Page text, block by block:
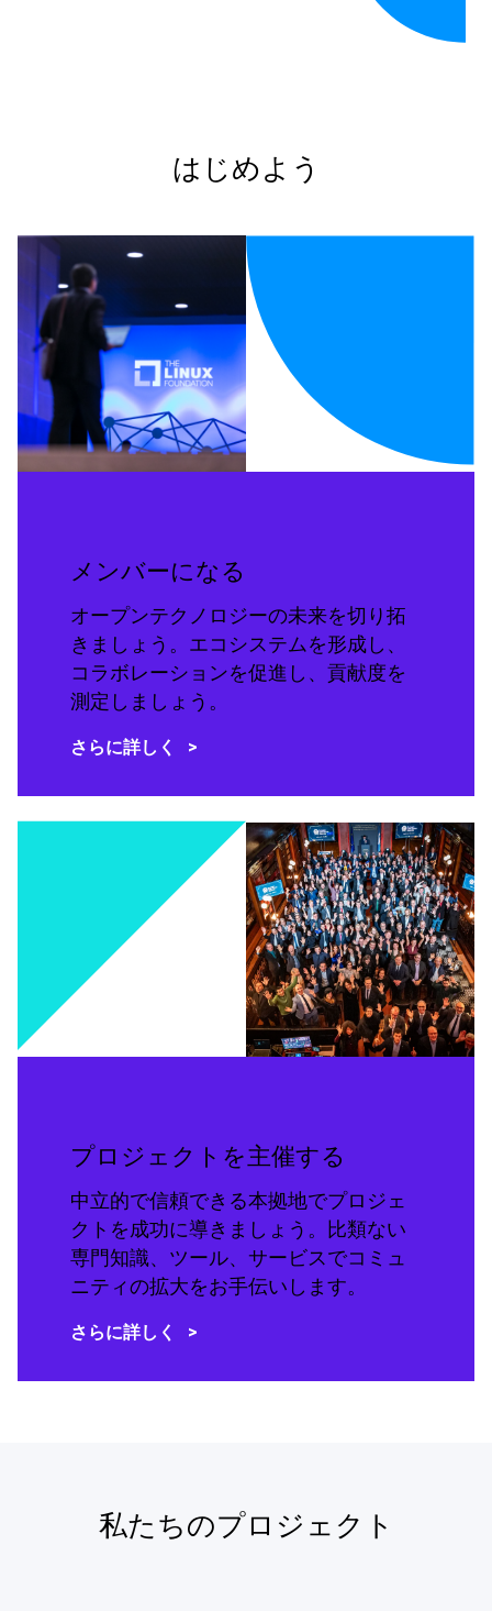
はじめよう
メンバーになる
オープンテクノロジーの未来を切り拓
きましょう。エコシステムを形成し、
コラボレーションを促進し、貢献度を
測定しましょう。
さらに詳しく
プロジェクトを主催する
中立的で信頼できる本拠地でプロジェ
クトを成功に導きましょう。比類ない
専門知識、ツール、サービスでコミュ
ニティの拡大をお手伝いします。
さらに詳しく
私たちのプロジェクト